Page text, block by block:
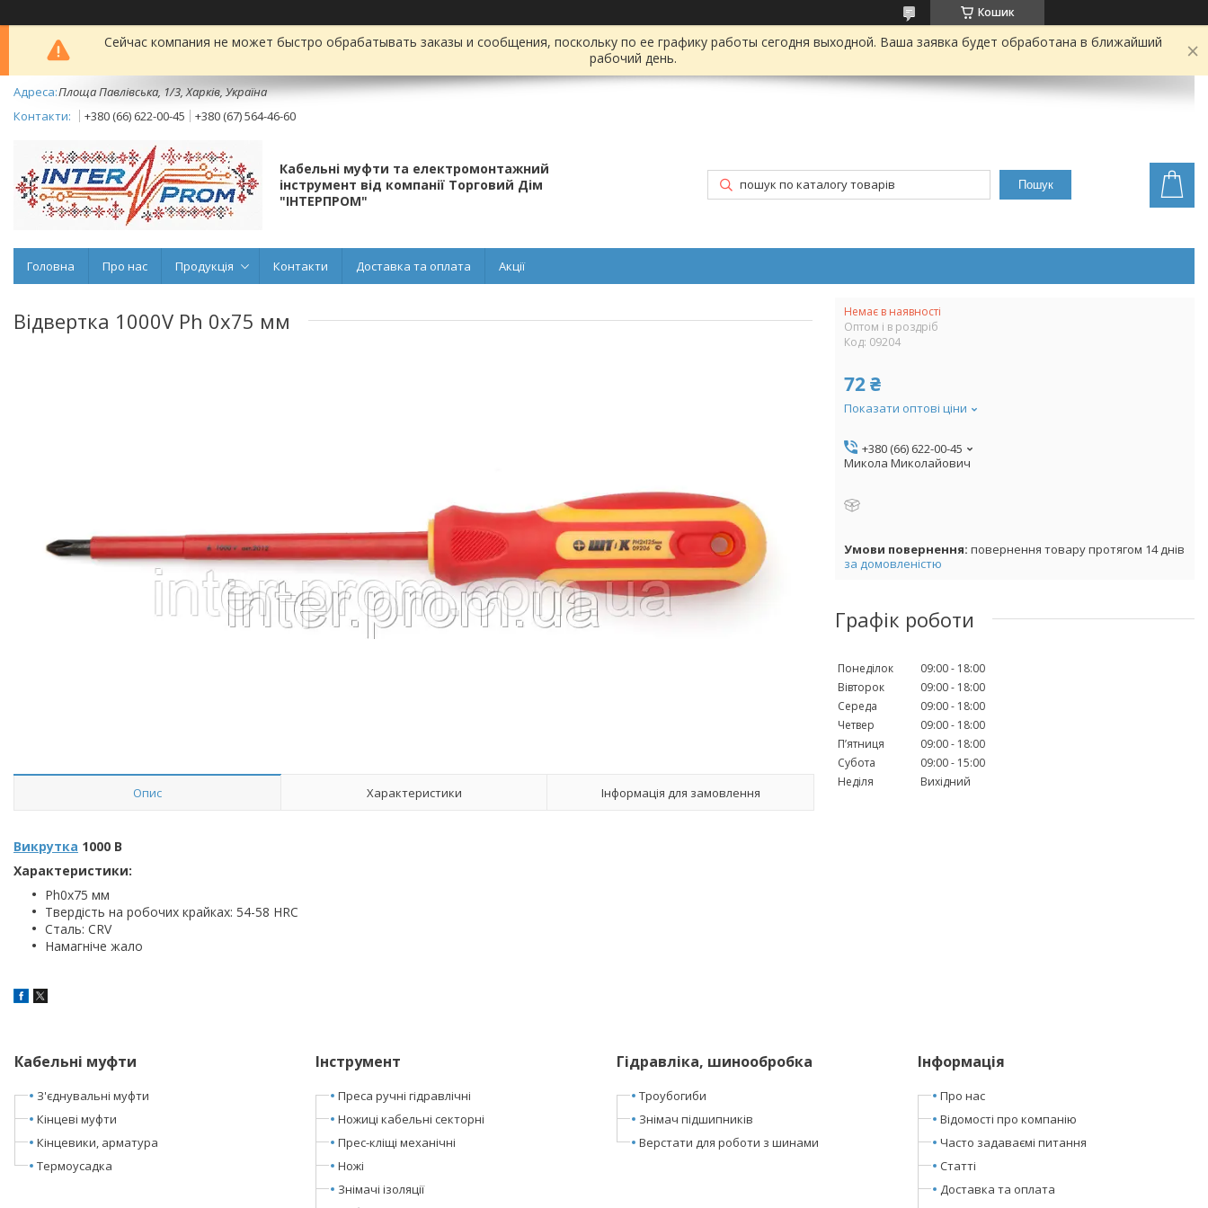
Кошик
Сейчас компания не может быстро обрабатывать заказы и сообщения, поскольку по ее графику работы сегодня выходной. Ваша заявка будет обработана в ближайший
рабочий день.
Площа Павлівська, 1/3, Харків, Україна
+380 (66) 622-00-45
+380 (67) 564-46-60
Кабельні муфти та електромонтажний
інструмент від компанії Торговий Дім
"ІНТЕРПРОМ"
Пошук
Головна Про нас Продукція Контакти Доставка та оплата Акції
Відвертка 1000V Ph 0х75 мм
Опис Характеристики Інформація для замовлення
Викрутка 1000 В
Характеристики:
Ph0x75 мм
Твердість на робочих крайках: 54-58 HRC
Сталь: CRV
Намагніче жало
Немає в наявності
Оптом і в роздріб
Код: 09204
72 ₴
Показати оптові ціни
+380 (66) 622-00-45
Микола Миколайович
повернення товару протягом 14 днів
за домовленістю
Графік роботи
Понеділок 09:00
18:00
Вівторок
09:00
18:00
Середа
09:00
18:00
Четвер
09:00
18:00
Пʼятниця
09:00
18:00
Субота
09:00
15:00
Неділя
Вихідний
Кабельні муфти
З'єднувальні муфти
Кінцеві муфти
Кінцевики, арматура
Термоусадка
Інструмент
Преса ручні гідравлічні
Ножиці кабельні секторні
Прес-кліщі механічні
Ножі
Знімачі ізоляції
Гідравліка, шинообробка
Троубогиби
Знімач підшипників
Верстати для роботи з шинами
Інформація
Про нас
Відомості про компанію
Часто задаваємі питання
Статті
Доставка та оплата